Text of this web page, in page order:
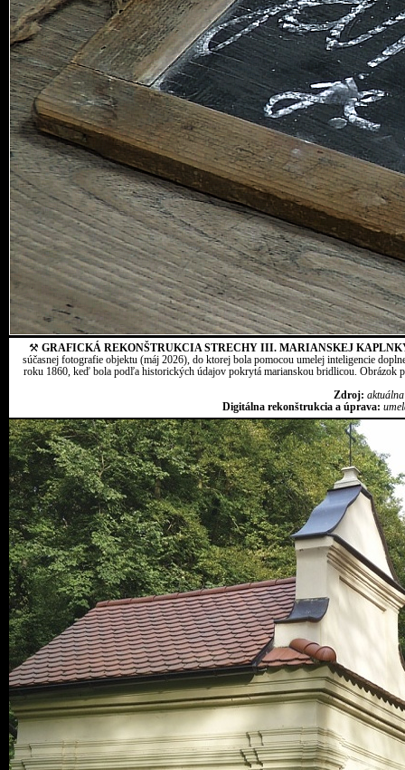
⚒ GRAFICKÁ REKONŠTRUKCIA STRECHY III. MARIANSKEJ
súčasnej fotografie objektu (máj 2026), do ktorej bola pomocou umelej inteligencie
roku 1860, keď bola podľa historických údajov pokrytá marianskou bridlicou. Obrázok
Zdroj:
Digitálna rekonštrukcia a úprava: